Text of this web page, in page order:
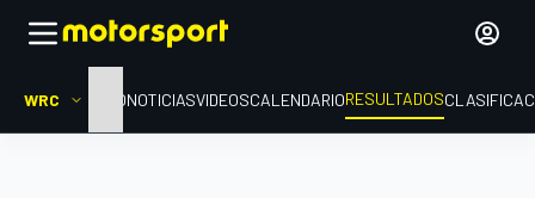
WRC INICIONOTICIASVIDEOSCALENDARIORESULTADOS